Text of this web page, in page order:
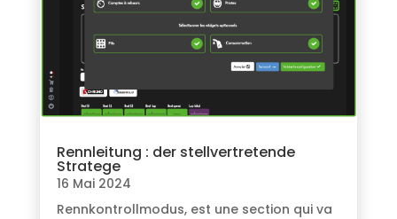
Rennleitung : der stellvertretende
Stratege
16 Mai 2024
Rennkontrollmodus, est une section qui va